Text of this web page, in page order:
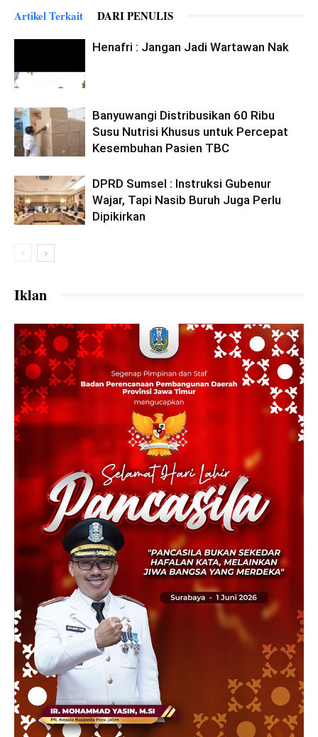
Artikel Terkait DARI PENULIS
Henafri : Jangan Jadi Wartawan Nak
Banyuwangi Distribusikan 60 Ribu
Susu Nutrisi Khusus untuk Percepat
Kesembuhan Pasien TBC
DPRD Sumsel : Instruksi Gubenur
Wajar, Tapi Nasib Buruh Juga Perlu
Dipikirkan
Iklan